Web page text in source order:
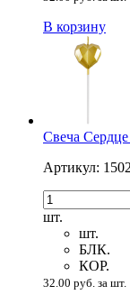
В корзину
Свеча
Артикул:
шт.
шт.
БЛК.
КОР.
32.00 руб. за шт.